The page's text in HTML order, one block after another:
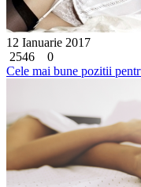
12 Ianuarie 2017
2546
0
Cele mai bune pozitii